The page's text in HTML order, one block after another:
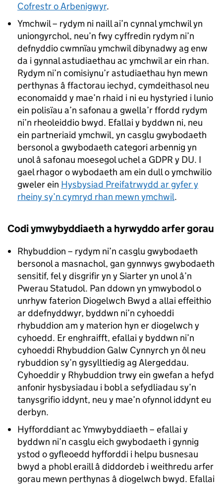
Cofrestr o Arbenigwyr.
Ymchwil – rydym ni naill ai’n cynnal ymchwil yn
uniongyrchol, neu’n fwy cyffredin rydym ni’n
defnyddio cwmnïau ymchwil dibynadwy ag enw
da i gynnal astudiaethau ac ymchwil ar ein rhan.
Rydym ni’n comisiynu’r astudiaethau hyn mewn
perthynas â ffactorau iechyd, cymdeithasol neu
economaidd y mae’n rhaid i ni eu hystyried i lunio
ein polisïau a’n safonau a gwella’r ffordd rydym
ni’n rheoleiddio bwyd. Efallai y byddwn ni, neu
ein partneriaid ymchwil, yn casglu gwybodaeth
bersonol a gwybodaeth categori arbennig yn
unol â safonau moesegol uchel a GDPR y DU. I
gael rhagor o wybodaeth am ein dull o ymchwilio
gweler ein Hysbysiad Preifatrwydd ar gyfer y
rheiny sy’n cymryd rhan mewn ymchwil.
Codi ymwybyddiaeth a hyrwyddo arfer gorau
Rhybuddion – rydym ni’n casglu gwybodaeth
bersonol a masnachol, gan gynnwys gwybodaeth
sensitif, fel y disgrifir yn y Siarter yn unol â’n
Pwerau Statudol. Pan ddown yn ymwybodol o
unrhyw faterion Diogelwch Bwyd a allai effeithio
ar ddefnyddwyr, byddwn ni’n cyhoeddi
rhybuddion am y materion hyn er diogelwch y
cyhoedd. Er enghraifft, efallai y byddwn ni’n
cyhoeddi Rhybuddion Galw Cynnyrch yn ôl neu
rybuddion sy’n gysylltiedig ag Alergeddau.
Cyhoeddir y Rhybuddion trwy ein gwefan a hefyd
anfonir hysbysiadau i bobl a sefydliadau sy’n
tanysgrifio iddynt, neu y mae’n ofynnol iddynt eu
derbyn.
Hyfforddiant ac Ymwybyddiaeth – efallai y
byddwn ni’n casglu eich gwybodaeth i gynnig
ystod o gyfleoedd hyfforddi i helpu busnesau
bwyd a phobl eraill â diddordeb i weithredu arfer
gorau mewn perthynas â diogelwch bwyd. Efallai